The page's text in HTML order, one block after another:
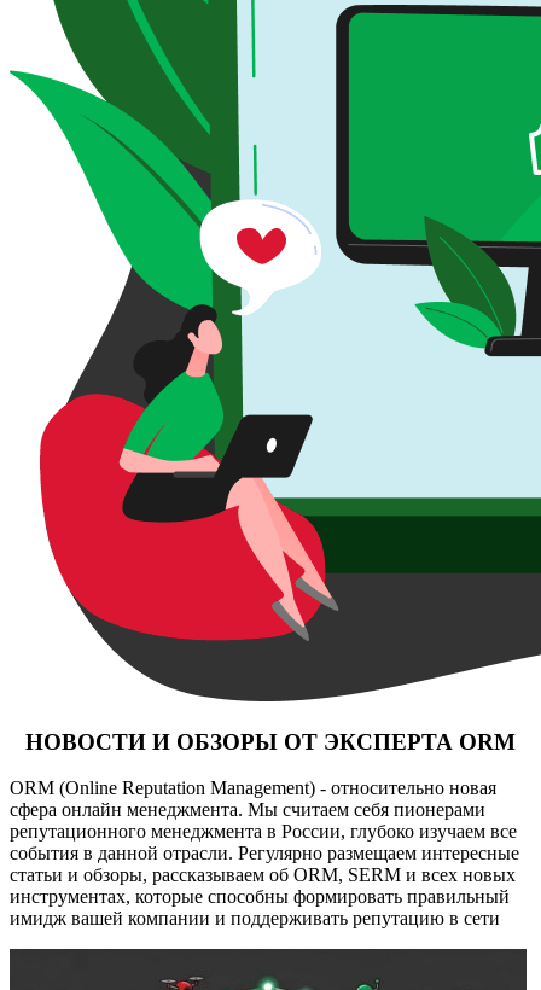
НОВОСТИ И ОБЗОРЫ ОТ ЭКСПЕРТА ORM
ORM (Online Reputation Management) - относительно новая
сфера онлайн менеджмента. Мы считаем себя пионерами
репутационного менеджмента в России, глубоко изучаем все
события в данной отрасли. Регулярно размещаем интересные
статьи и обзоры, рассказываем об ORM, SERM и всех новых
инструментах, которые способны формировать правильный
имидж вашей компании и поддерживать репутацию в сети